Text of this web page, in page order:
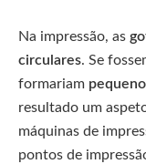
Na impressão, as
circulares. Se
formariam
resultado um
máquinas de
pontos de